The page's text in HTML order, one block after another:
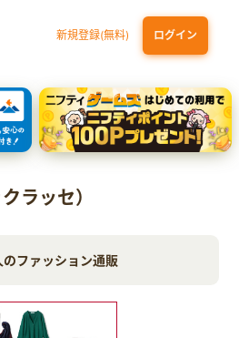
新規登録(無料) ログイン
）（家族カード発行） dカード GOLD
ディズニープラス) セットプラン
）
ラッセ）
のファッション通販